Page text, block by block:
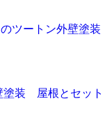
ツートン外壁塗装
塗装 屋根とセット